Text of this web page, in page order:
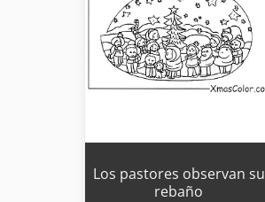
Los pastores observan su
rebaño